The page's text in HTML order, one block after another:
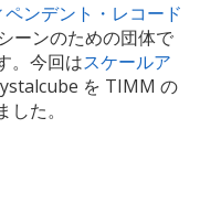
ンデント・レコード
ーンのための団体で
。今回はスケールア
を TIMM の
た。